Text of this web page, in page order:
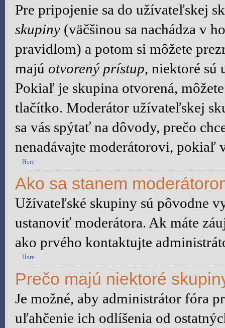
Pre pripojenie sa do užívateľskej
skupiny (väčšinou sa nachádza v
pravidlom) a potom si môžete
majú otvorený prístup, niektoré sú
Pokiaľ je skupina otvorená,
tlačítko. Moderátor užívateľskej
sa vás spýtať na dôvody, prečo
nenadávajte moderátorovi, pokiaľ
Hore
Ako sa stanem
Užívateľské skupiny sú pôvodne
ustanoviť moderátora. Ak máte
ako prvého kontaktujte
Hore
Prečo majú niektoré
Je možné, aby administrátor fóra
uľahčenie ich odlíšenia od